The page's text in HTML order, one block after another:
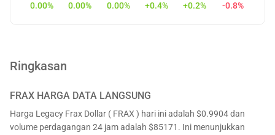
0.00% 0.00% 0.00% +0.4% +0.2% -0.8%
Ringkasan
FRAX HARGA DATA LANGSUNG
Harga Legacy Frax Dollar ( FRAX ) hari ini adalah $0.9904 dan
volume perdagangan 24 jam adalah $85171. Ini menunjukkan